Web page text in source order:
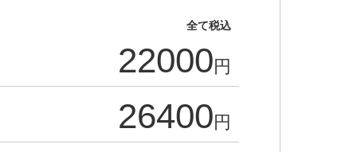
全て税込
22000 円
26400 円